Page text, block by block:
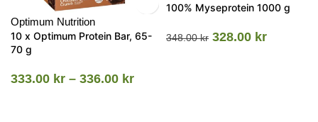
Optimum Nutrition
10 x Optimum Protein Bar, 65-
70 g
333.00 kr – 336.00 kr
100% Myseprotein 1000 g
348.00kr 328.00 kr